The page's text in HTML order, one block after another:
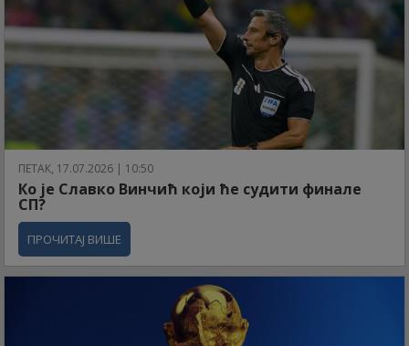
ПЕТАК, 17.07.2026 | 10:50
Ко је Славко Винчић који ће судити финале
СП?
ПРОЧИТАЈ ВИШЕ